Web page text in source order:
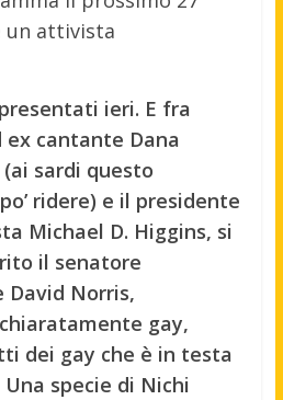
un attivista
ieri. E fra
ex cantante Dana
(ai sardi questo
ridere) e il presidente
Michael D. Higgins, si
il senatore
David Norris,
gay,
dei gay che è in testa
specie di Nichi